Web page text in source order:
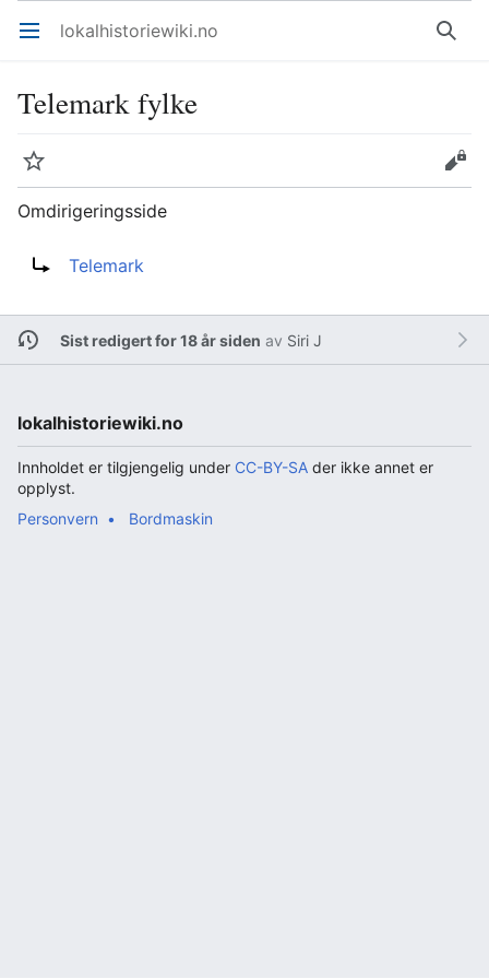
Åpne hovedmenyen lokalhistoriewiki.no Søk
Telemark fylke
Overvåk
Rediger
Omdirigeringsside
Telemark
Sist redigert for 18 år siden av Siri J
lokalhistoriewiki.no
Innholdet er tilgjengelig under CC-BY-SA der ikke annet er
opplyst.
Personvern
Bordmaskin